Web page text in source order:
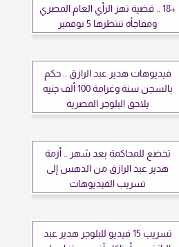
+18 .. قضية تهز الرأي العام المصري
ومفاجأة تنتظرها 5 نوفمبر
فيديوهات هدير عبد الرازق .. حكم
بالسجن سنة وغرامة 100 ألف جنيه
يلاحق البلوجر المصرية
تخضع للمحاكمة بعد شهر .. أزمة
هدير عبد الرازق من الدهس إلى
تسريب الفيديوهات
تسريب 15 فيديو للبلوجر هدير عبد